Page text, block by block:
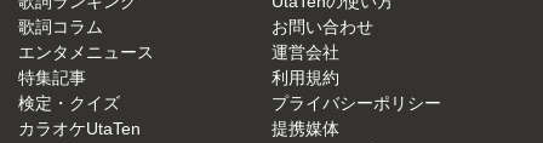
歌詞コラム
エンタメニュース
特集記事
検定・クイズ
カラオケUtaTen
お問い合わせ
運営会社
利用規約
プライバシーポリシー
提携媒体